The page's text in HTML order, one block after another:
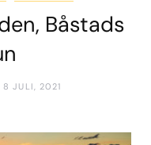
Båstads
8 JULI, 2021